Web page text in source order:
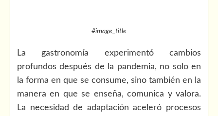
#image_title
La gastronomía experimentó cambios
profundos después de la pandemia, no solo en
la forma en que se consume, sino también en la
manera en que se enseña, comunica y valora.
La necesidad de adaptación aceleró procesos